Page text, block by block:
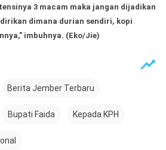
3 macam maka jangan dijadikan
dimana durian sendiri, kopi
imbuhnya. (Eko/Jie)
Berita Jember Terbaru
Bupati Faida Kepada KPH